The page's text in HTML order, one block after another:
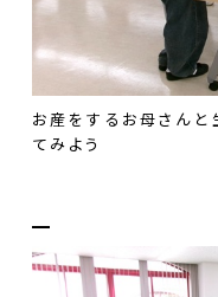
お産をするお母さんと
てみよう